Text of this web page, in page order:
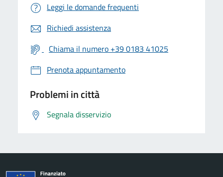
Leggi le domande frequenti
Richiedi assistenza
Chiama il numero +39 0183 41025
Prenota appuntamento
Problemi in città
Segnala disservizio